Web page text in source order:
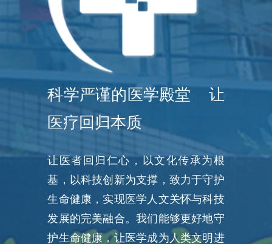
科学严谨的医学殿堂 让
医疗回归本质
让医者回归仁心，以文化传承为根
基，以科技创新为支撑，致力于守护
生命健康，实现医学人文关怀与科技
发展的完美融合。我们能够更好地守
护生命健康，让医学成为人类文明进